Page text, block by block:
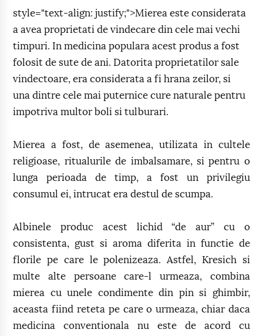
style="text-align: justify;">Mierea este considerata
a avea proprietati de vindecare din cele mai vechi
timpuri. In medicina populara acest produs a fost
folosit de sute de ani. Datorita proprietatilor sale
vindectoare, era considerata a fi hrana zeilor, si
una dintre cele mai puternice cure naturale pentru
impotriva multor boli si tulburari.
Mierea a fost, de asemenea, utilizata in cultele
religioase, ritualurile de imbalsamare, si pentru o
lunga perioada de timp, a fost un privilegiu
consumul ei, intrucat era destul de scumpa.
Albinele produc acest lichid “de aur” cu o
consistenta, gust si aroma diferita in functie de
florile pe care le polenizeaza. Astfel, Kresich si
multe alte persoane care-l urmeaza, combina
mierea cu unele condimente din pin si ghimbir,
aceasta fiind reteta pe care o urmeaza, chiar daca
medicina conventionala nu este de acord cu